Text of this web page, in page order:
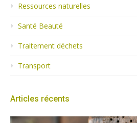
Ressources naturelles
Santé Beauté
Traitement déchets
Transport
Articles récents